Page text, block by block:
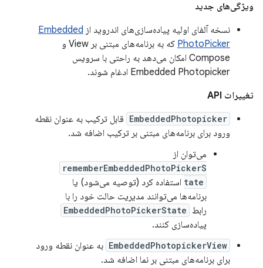
ویژگی‌های جدید
نسخه آلفای اولیه پیاده‌سازی‌های اندروید از Embedded
PhotoPicker
که به برنامه‌های مبتنی بر View و
Compose امکان می‌دهد به راحتی با سرویس
Embedded Photopicker ادغام شوند.
تغییرات API
EmbeddedPhotopicker قابل ترکیب به عنوان نقطه
ورود برای برنامه‌های مبتنی بر ترکیب اضافه شد.
می‌توان از
rememberEmbeddedPhotoPickerS
tate استفاده کرد (توصیه می‌شود) یا
برنامه‌ها می‌توانند مدیریت حالت خود را با
رابط EmbeddedPhotoPickerState
پیاده‌سازی کنند.
EmbeddedPhotopickerView به عنوان نقطه ورود
برای برنامه‌های مبتنی بر نما اضافه شد.